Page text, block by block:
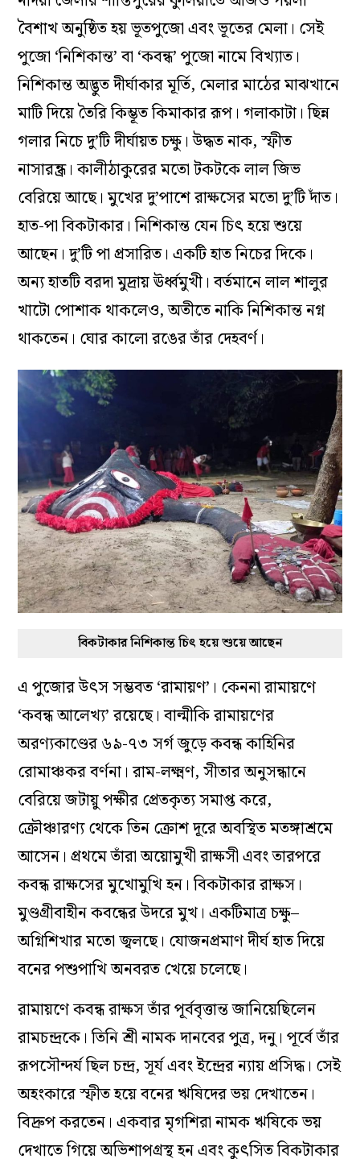
বৈশাখ অনুষ্ঠিত হয় ভূতপুজো এবং ভূতের মেলা। সেই
পুজো ‘নিশিকান্ত’ বা ‘কবন্ধ’ পুজো নামে বিখ্যাত।
নিশিকান্ত অদ্ভুত দীর্ঘাকার মূর্তি, মেলার মাঠের মাঝখানে
মাটি দিয়ে তৈরি কিম্ভূত কিমাকার রূপ। গলাকাটা। ছিন্ন
গলার নিচে দু’টি দীর্ঘায়ত চক্ষু। উদ্ধত নাক, স্ফীত
নাসারন্ধ্র। কালীঠাকুরের মতো টকটকে লাল জিভ
বেরিয়ে আছে। মুখের দু’পাশে রাক্ষসের মতো দু’টি দাঁত।
হাত-পা বিকটাকার। নিশিকান্ত যেন চিৎ হয়ে শুয়ে
আছেন। দু’টি পা প্রসারিত। একটি হাত নিচের দিকে।
অন্য হাতটি বরদা মুদ্রায় ঊর্ধ্বমুখী। বর্তমানে লাল শালুর
খাটো পোশাক থাকলেও, অতীতে নাকি নিশিকান্ত নগ্ন
থাকতেন। ঘোর কালো রঙের তাঁর দেহবর্ণ।
বিকটাকার নিশিকান্ত চিৎ হয়ে শুয়ে আছেন
এ পুজোর উৎস সম্ভবত ‘রামায়ণ’। কেননা রামায়ণে
‘কবন্ধ আলেখ্য’ রয়েছে। বাল্মীকি রামায়ণের
অরণ্যকাণ্ডের ৬৯-৭৩ সর্গ জুড়ে কবন্ধ কাহিনির
রোমাঞ্চকর বর্ণনা। রাম-লক্ষ্মণ, সীতার অনুসন্ধানে
বেরিয়ে জটায়ু পক্ষীর প্রেতকৃত্য সমাপ্ত করে,
ক্রৌঞ্চারণ্য থেকে তিন ক্রোশ দূরে অবস্থিত মতঙ্গাশ্রমে
আসেন। প্রথমে তাঁরা অয়োমুখী রাক্ষসী এবং তারপরে
কবন্ধ রাক্ষসের মুখোমুখি হন। বিকটাকার রাক্ষস।
মুণ্ডগ্রীবাহীন কবন্ধের উদরে মুখ। একটিমাত্র চক্ষু–
অগ্নিশিখার মতো জ্বলছে। যোজনপ্রমাণ দীর্ঘ হাত দিয়ে
বনের পশুপাখি অনবরত খেয়ে চলেছে।
রামায়ণে কবন্ধ রাক্ষস তাঁর পূর্ববৃত্তান্ত জানিয়েছিলেন
রামচন্দ্রকে। তিনি শ্রী নামক দানবের পুত্র, দনু। পূর্বে তাঁর
রূপসৌন্দর্য ছিল চন্দ্র, সূর্য এবং ইন্দ্রের ন্যায় প্রসিদ্ধ। সেই
অহংকারে স্ফীত হয়ে বনের ঋষিদের ভয় দেখাতেন।
বিদ্রুপ করতেন। একবার মৃগশিরা নামক ঋষিকে ভয়
দেখাতে গিয়ে অভিশাপগ্রস্থ হন এবং কুৎসিত বিকটাকার